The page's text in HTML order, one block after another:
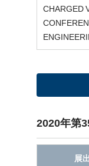
CHARGED
2020年第
展